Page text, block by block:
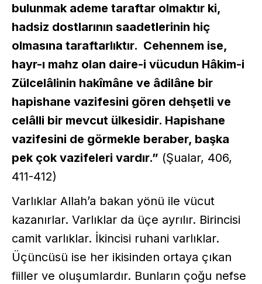
bulunmak ademe taraftar olmaktır ki,
hadsiz dostlarının saadetlerinin hiç
olmasına taraftarlıktır. Cehennem ise,
hayr-ı mahz olan daire-i vücudun Hâkim-i
Zülcelâlinin hakîmâne ve âdilâne bir
hapishane vazifesini gören dehşetli ve
celâlli bir mevcut ülkesidir. Hapishane
vazifesini de görmekle beraber, başka
pek çok vazifeleri vardır.” (Şualar, 406,
411-412)
Varlıklar Allah’a bakan yönü ile vücut
kazanırlar. Varlıklar da üçe ayrılır. Birincisi
camit varlıklar. İkincisi ruhani varlıklar.
Üçüncüsü ise her ikisinden ortaya çıkan
fiiller ve oluşumlardır. Bunların çoğu nefse